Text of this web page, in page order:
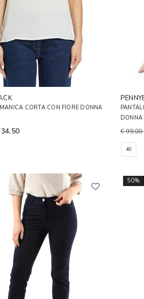
CORTA CON FIORE DONNA
DONNA
€ 99,00
40
50%